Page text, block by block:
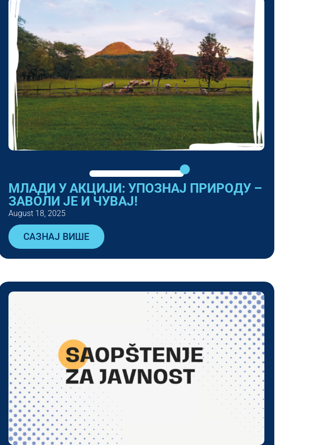
МЛАДИ У АКЦИЈИ: УПОЗНАЈ ПРИРОДУ –
ЗАВОЛИ ЈЕ И ЧУВАЈ!
August 18, 2025
САЗНАЈ ВИШЕ